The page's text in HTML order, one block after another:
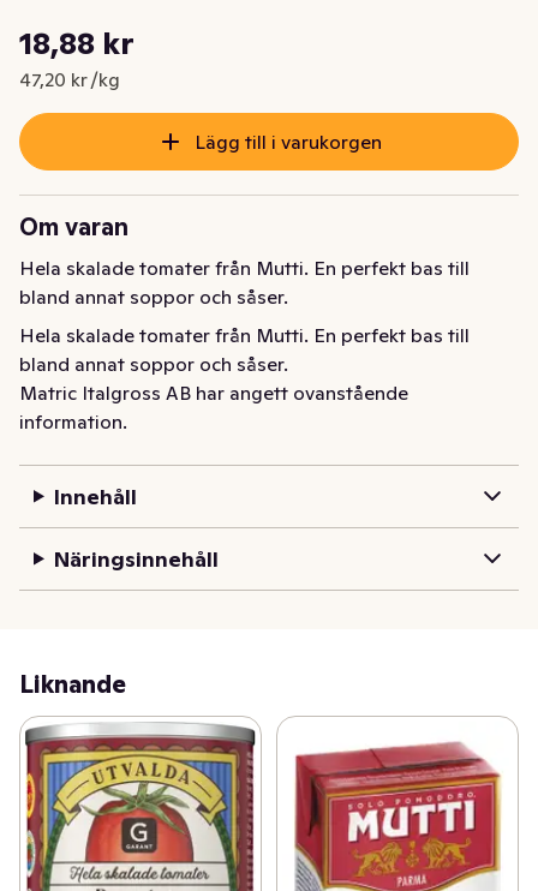
Nuvarande pris är: 18,88 kr
18,88 kr
47,20 kr /kg
Styckpris: 47,20 kr /kg
Lägg till i varukorgen
Om varan
Hela skalade tomater från Mutti. En perfekt bas till
bland annat soppor och såser.
Hela skalade tomater från Mutti. En perfekt bas till
bland annat soppor och såser.
Matric Italgross AB har angett ovanstående
information.
Innehåll
Näringsinnehåll
Liknande